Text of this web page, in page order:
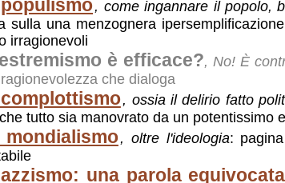
, come ingannare il popolo,
sulla una menzognera
irragionevoli
è efficace?, No! È
che dialoga
, ossia il delirio fatto
tutto sia manovrato da un potentissimo
mondialismo, oltre l'ideologia:
una parola equivocata